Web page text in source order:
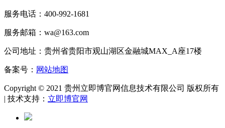
服务电话：400-992-1681
服务邮箱：wa@163.com
公司地址：贵州省贵阳市观山湖区金融城MAX_A座17楼
备案号： 网站地图
Copyright © 2021 贵州立即博官网信息技术有限公司 版权所有
| 技术支持： 立即博官网